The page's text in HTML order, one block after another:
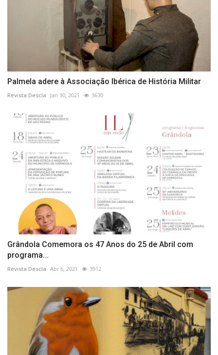
Palmela adere à Associação Ibérica de História Militar
Revista Descla Jan 30, 2021 3630
Grândola Comemora os 47 Anos do 25 de Abril com
programa...
Revista Descla Abr 6, 2021 3912